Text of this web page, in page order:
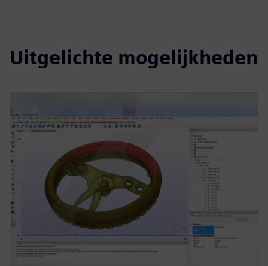
Uitgelichte mogelijkheden